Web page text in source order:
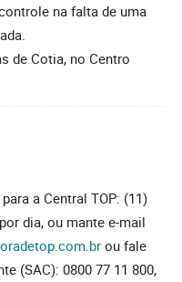
na falta de uma
de Cotia, no Centro
a Central TOP: (11)
dia, ou mante e-mail
ou fale
(SAC): 0800 77 11 800,